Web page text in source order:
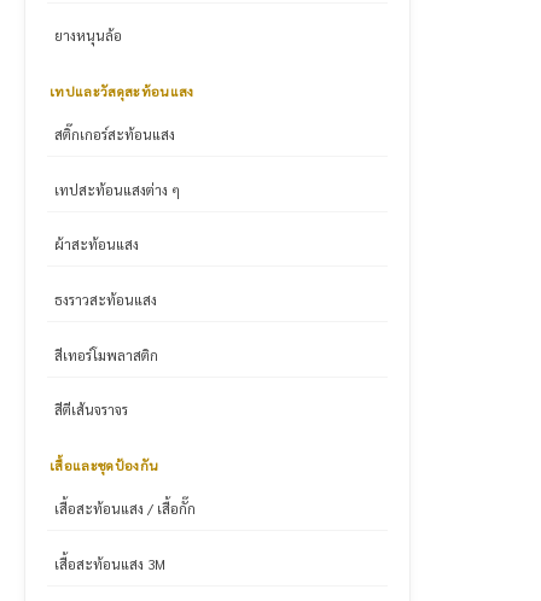
ยางหนุนล้อ
เทปและวัสดุสะท้อนแสง
สติ๊กเกอร์สะท้อนแสง
เทปสะท้อนแสงต่าง ๆ
ผ้าสะท้อนแสง
ธงราวสะท้อนแสง
สีเทอร์โมพลาสติก
สีตีเส้นจราจร
เสื้อและชุดป้องกัน
เสื้อสะท้อนแสง / เสื้อกั๊ก
เสื้อสะท้อนแสง 3M